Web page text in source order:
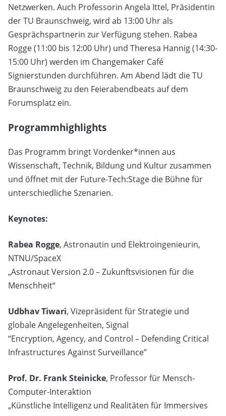
Netzwerken. Auch Professorin Angela Ittel, Präsidentin
der TU Braunschweig, wird ab 13:00 Uhr als
Gesprächspartnerin zur Verfügung stehen. Rabea
Rogge (11:00 bis 12:00 Uhr) und Theresa Hannig (14:30-
15:00 Uhr) werden im Changemaker Café
Signierstunden durchführen. Am Abend lädt die TU
Braunschweig zu den Feierabendbeats auf dem
Forumsplatz ein.
Programmhighlights
Das Programm bringt Vordenker*innen aus
Wissenschaft, Technik, Bildung und Kultur zusammen
und öffnet mit der Future-Tech:Stage die Bühne für
unterschiedliche Szenarien.
Keynotes:
Rabea Rogge, Astronautin und Elektroingenieurin,
NTNU/SpaceX
„Astronaut Version 2.0 – Zukunftsvisionen für die
Menschheit“
Udbhav Tiwari, Vizepräsident für Strategie und
globale Angelegenheiten, Signal
“Encryption, Agency, and Control – Defending Critical
Infrastructures Against Surveillance”
Prof. Dr. Frank Steinicke, Professor für Mensch-
Computer-Interaktion
„Künstliche Intelligenz und Realitäten für Immersives